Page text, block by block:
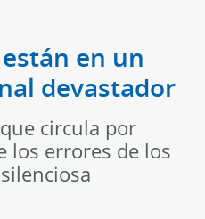
en un
devastador
circula por
los errores de los